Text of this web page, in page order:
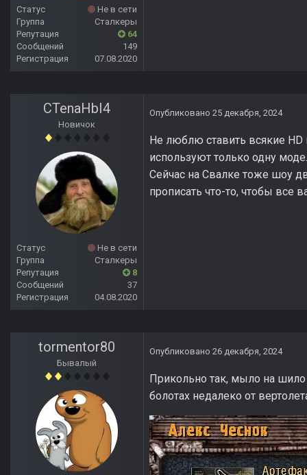
Статус
Не в сети
Группа
Сталкеры
Репутация
64
Сообщений
149
Регистрация
07.08.2020
CTenaHbI4
Новичок
Статус
Не в сети
Группа
Сталкеры
Репутация
8
Сообщений
37
Регистрация
04.08.2020
Опубликовано 25 декабря, 2024
Не люблю ставить всякие HD
используют только одну
Сейчас на Свалке тоже шоу
прописать что-то, чтобы все
tormentor80
Бывалый
Опубликовано 26 декабря, 2024
Прикольно так, мыло на
болотах недалеко от